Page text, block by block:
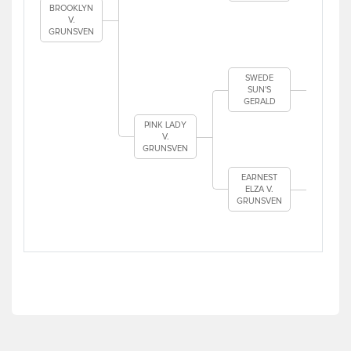
BROOKLYN
V.
GRUNSVEN
PINK LADY
V.
GRUNSVEN
SWEDE
SUN'S
GERALD
EARNEST
ELZA V.
GRUNSVEN